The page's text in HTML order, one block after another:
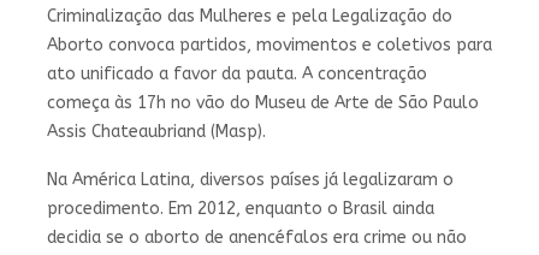
Criminalização das Mulheres e pela Legalização do
Aborto convoca partidos, movimentos e coletivos para
ato unificado a favor da pauta. A concentração
começa às 17h no vão do Museu de Arte de São Paulo
Assis Chateaubriand (Masp).
Na América Latina, diversos países já legalizaram o
procedimento. Em 2012, enquanto o Brasil ainda
decidia se o aborto de anencéfalos era crime ou não